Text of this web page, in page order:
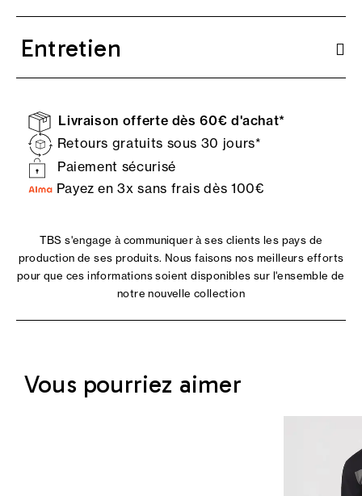
Entretien
Livraison offerte dès 60€ d'achat*
Retours gratuits sous 30 jours*
Paiement sécurisé
Payez en 3x sans frais dès 100€
TBS s'engage à communiquer à ses clients les pays de
production de ses produits. Nous faisons nos meilleurs efforts
pour que ces informations soient disponibles sur l'ensemble de
notre nouvelle collection
Vous pourriez aimer